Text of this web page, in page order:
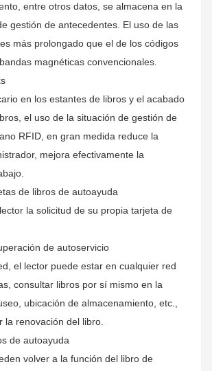
entre otros datos, se almacena en la
gestión de antecedentes. El uso de las
más prolongado que el de los códigos
magnéticas convencionales.
en los estantes de libros y el acabado
el uso de la situación de gestión de
RFID, en gran medida reduce la
mejora efectivamente la
de libros de autoayuda
la solicitud de su propia tarjeta de
de autoservicio
el lector puede estar en cualquier red
consultar libros por sí mismo en la
ubicación de almacenamiento, etc.,
la renovación del libro.
de autoayuda
volver a la función del libro de